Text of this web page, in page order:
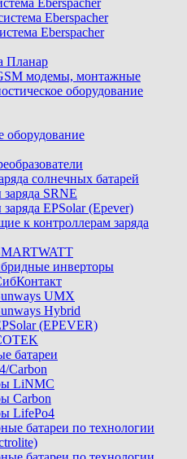
Eberspacher
Eberspacher
Eberspacher
Планар
модемы, монтажные
оборудование
солнечных батарей
SRNE
EPSolar (Epever)
к контроллерам заряда
инверторы
UMX
Hybrid
(EPEVER)
батареи
Carbon
LiNMC
Carbon
LifePo4
батареи по технологии